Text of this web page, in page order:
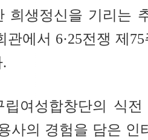
희생정신을 기리는
관에서 6·25전쟁 제
립여성합창단의 식
사의 경험을 담은 인